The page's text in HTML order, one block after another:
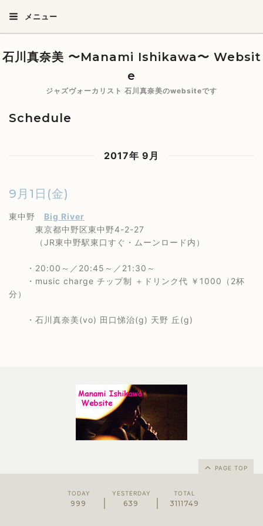
メニュー
石川真奈美 〜Manami Ishikawa〜 Websit
e
ジャズヴォーカリスト 石川真奈美のwebsiteです
Schedule
2017年 9月
9月1日(金)
東中野 Big River
東京都中野区東中野4-2-27
（JR東中野駅東口すぐ・ムーンロード内）
・20:00～／20:45～／21:30～
・music charge チップ制 ＋ドリンク代 ￥1000（2杯
分）
・石川真奈美(vo) 田口悌治(g) 天野 丘(g)
PAGE TOP
TODAY
999
YESTERDAY
639
TOTAL
3111749